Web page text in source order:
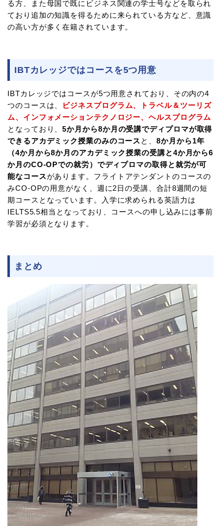
る方、また母国で既にビジネス関連の学士号などを取られ
ており追加の知識を得るために来られている方など、意識
の高い方が多く在籍されています。
IBTカレッジではコースを5つ用意
IBTカレッジではコースが5つ用意されており、その内の4
つのコースは、 ビジネスプログラム、トラベル＆ツーリズ
ム、インフォメーションテクノロジー、ヘルスプログラム
となっており、5か月から8か月の受講でディプロマが取得
できるアカデミック授業のみのコース と、8か月から1年
（4か月から8か月のアカデミック授業の受講と4か月から6
か月のCO-OPでの就労）でディプロマの取得と就労が可
能なコースがあります。フライトアテンダントのコースの
みCO-OPの用意がなく、週に2日の受講、合計8週間の短
期コースとなっています。入学に求められる英語力は
IELTS5.5相当となっており、コースへの申し込みには事前
学習が必須となります。
まとめ